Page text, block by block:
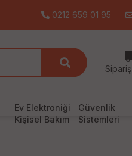
0212 659 01 95
Ev Elektroniği
Kişisel Bakım
Güvenlik
Sistemleri